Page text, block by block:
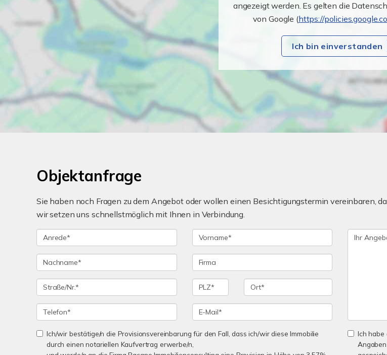
angezeigt werden. Es gelten die
von Google (https://
Ich bin einverstanden
Objektanfrage
Sie haben noch Fragen zu dem Angebot oder wollen einen Besichtigungstermin vereinbaren,
wir setzen uns schnellstmöglich mit Ihnen in Verbindung.
Ich/wir bestätige/n die Provisionsvereinbarung für den Fall, dass ich/wir diese Immobilie
durch einen notariellen Kaufvertrag erwerbe/n,
Ich